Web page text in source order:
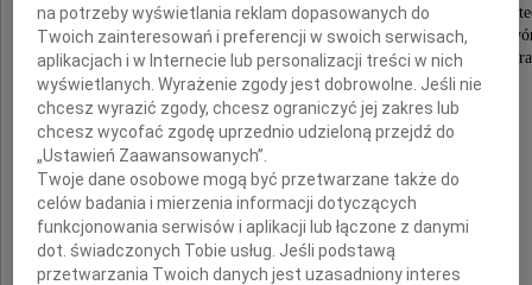
Społeczność akademicka Wydziału Architektury
Warszawskiej utraciła w Jego osobie wybitnego
zaangażowanego architekta i cenionego
Cześć Jego pamięci.
Rodzinie
składamy wyrazy serdecznego współczucia
na potrzeby wyświetlania reklam dopasowanych do
Twoich zainteresowań i preferencji w swoich serwisach,
aplikacjach i w Internecie lub personalizacji treści w nich
wyświetlanych. Wyrażenie zgody jest dobrowolne. Jeśli nie
chcesz wyrazić zgody, chcesz ograniczyć jej zakres lub
chcesz wycofać zgodę uprzednio udzieloną przejdź do
„Ustawień Zaawansowanych”.
Twoje dane osobowe mogą być przetwarzane także do
celów badania i mierzenia informacji dotyczących
funkcjonowania serwisów i aplikacji lub łączone z danymi
dot. świadczonych Tobie usług. Jeśli podstawą
przetwarzania Twoich danych jest uzasadniony interes